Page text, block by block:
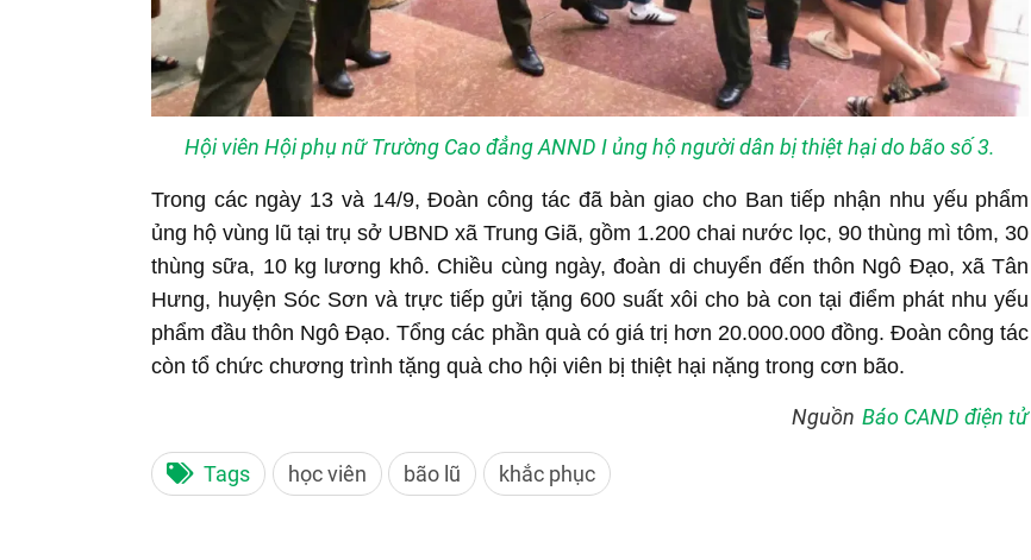
Hội viên Hội phụ nữ Trường Cao đẳng ANND I ủng hộ người dân bị thiệt hại do bão số 3.
Trong các ngày 13 và 14/9, Đoàn công tác đã bàn giao cho Ban tiếp nhận nhu yếu phẩm
ủng hộ vùng lũ tại trụ sở UBND xã Trung Giã, gồm 1.200 chai nước lọc, 90 thùng mì tôm, 30
thùng sữa, 10 kg lương khô. Chiều cùng ngày, đoàn di chuyển đến thôn Ngô Đạo, xã Tân
Hưng, huyện Sóc Sơn và trực tiếp gửi tặng 600 suất xôi cho bà con tại điểm phát nhu yếu
phẩm đầu thôn Ngô Đạo. Tổng các phần quà có giá trị hơn 20.000.000 đồng. Đoàn công tác
còn tổ chức chương trình tặng quà cho hội viên bị thiệt hại nặng trong cơn bão.
Nguồn Báo CAND điện tử
Tags học viên bão lũ khắc phục